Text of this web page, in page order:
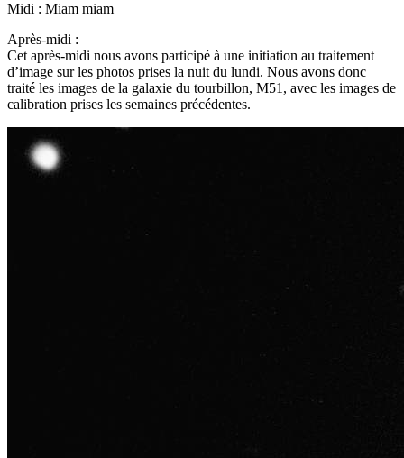
Midi : Miam miam
Après-midi :
Cet après-midi nous avons participé à une initiation au traitement
d’image sur les photos prises la nuit du lundi. Nous avons donc
traité les images de la galaxie du tourbillon, M51, avec les images de
calibration prises les semaines précédentes.